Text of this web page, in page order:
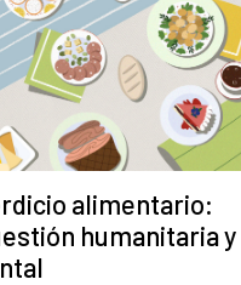
alimentario:
humanitaria y